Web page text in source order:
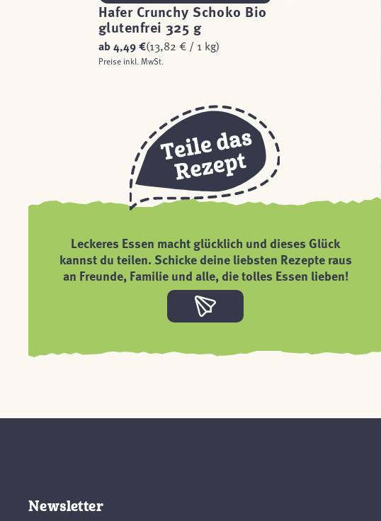
Hafer Crunchy Schoko Bio
glutenfrei 325 g
ab4,49 €(13,82 € / 1 kg)
Preise inkl. MwSt.
Leckeres Essen macht glücklich und dieses Glück
kannst du teilen. Schicke deine liebsten Rezepte raus
an Freunde, Familie und alle, die tolles Essen lieben!
Newsletter